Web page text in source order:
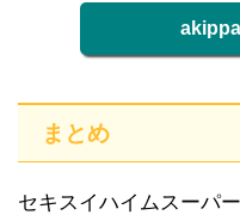
まとめ
セキスイハイムスーパ